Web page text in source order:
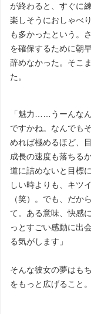
が終わると、すぐに
楽しそうにおしゃべ
も多かったという。
を確保するために朝
辞めなかった。そこ
た。
「魅力……うーんな
ですかね。なんでも
めれば極めるほど、
成長の速度も落ちる
道に詰めないと目標
しい時よりも、キツ
（笑）。でも、だか
て。ある意味、快感
っとすごい感動に出
る気がします」
そんな彼女の夢はも
をもっと広げること。